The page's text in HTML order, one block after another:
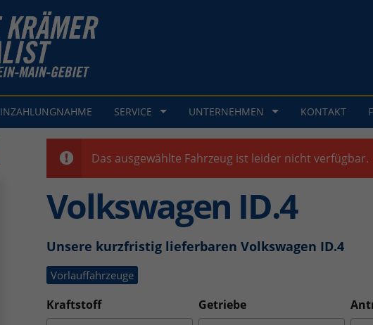
INZAHLUNGNAHME SERVICE UNTERNEHMEN KONTAKT
Das ausgewählte Fahrzeug ist leider nicht verfügbar.
Volkswagen ID.4
Unsere kurzfristig lieferbaren Volkswagen ID.4
Vorlauffahrzeuge
Kraftstoff Getriebe